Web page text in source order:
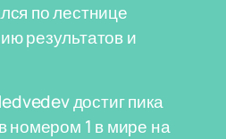
по лестнице
результатов и
достиг пика
номером 1 в мире на